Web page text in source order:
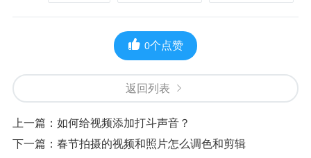
0个点赞
返回列表
上一篇： 如何给视频添加打斗声音？
下一篇： 春节拍摄的视频和照片怎么调色和剪辑